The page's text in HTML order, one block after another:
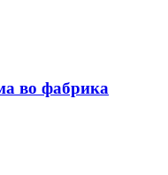
во фабрика